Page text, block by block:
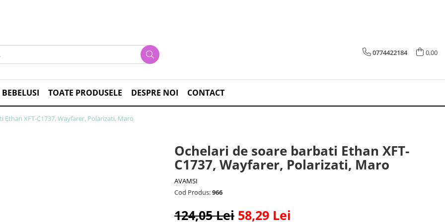
0774422184 0,00
TOATE PRODUSELE DESPRE NOI CONTACT
Ethan XFT-C1737, Wayfarer, Polarizati, Maro
Ochelari de soare barbati Ethan XFT-
C1737, Wayfarer, Polarizati, Maro
AVAMSI
Cod Produs:966
124,05 Lei 58,29 Lei